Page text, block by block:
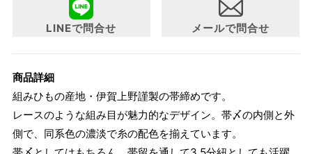
LINEで問合せ メールで問合せ
商品詳細
組みひもの産地・伊賀上野謹製の帯締めです。
レースのような組み目が魅力的なデザイン。帯〆の内側と外
側で、同系色の濃淡で糸の配色を揃えています。